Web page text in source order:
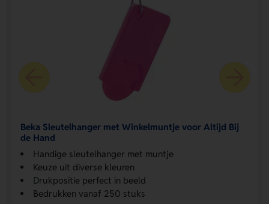
Beka Sleutelhanger met Winkelmuntje voor Altijd Bij
de Hand
Handige sleutelhanger met muntje
Keuze uit diverse kleuren
Drukpositie perfect in beeld
Bedrukken vanaf 250 stuks